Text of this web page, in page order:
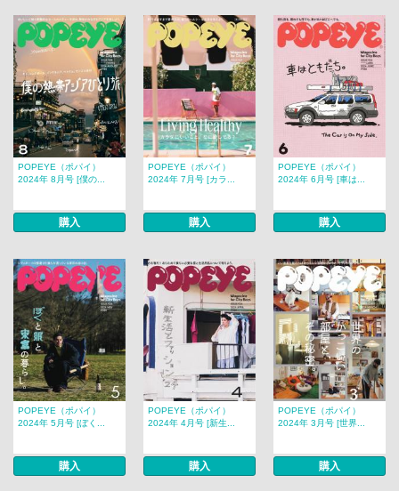
POPEYE（ポパイ）
2024年 8月号 [僕の...
購入
POPEYE（ポパイ）
2024年 7月号 [カラ...
購入
POPEYE（ポパイ）
2024年 6月号 [車は...
購入
POPEYE（ポパイ）
2024年 5月号 [ぼく...
購入
POPEYE（ポパイ）
2024年 4月号 [新生...
購入
POPEYE（ポパイ）
2024年 3月号 [世界...
購入